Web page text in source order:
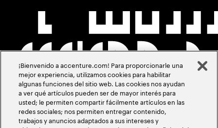
¡Bienvenido a accenture.com! Para proporcionarle una
mejor experiencia, utilizamos cookies para habilitar
algunas funciones del sitio web. Las cookies nos ayudan
a ver qué artículos pueden ser de mayor interés para
usted; le permiten compartir fácilmente artículos en las
redes sociales; nos permiten entregar contenido,
trabajos y anuncios adaptados a sus intereses y